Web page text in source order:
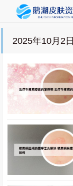
2025年10月2日